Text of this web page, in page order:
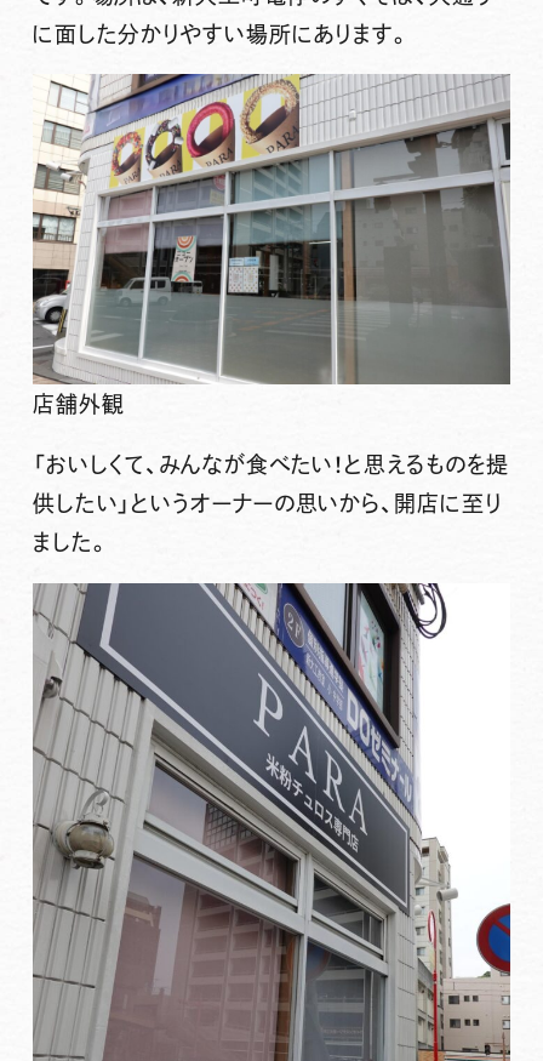
に面した分かりやすい場所にあります。
店舗外観
「おいしくて、みんなが食べたい！と思えるものを提
供したい」というオーナーの思いから、開店に至り
ました。